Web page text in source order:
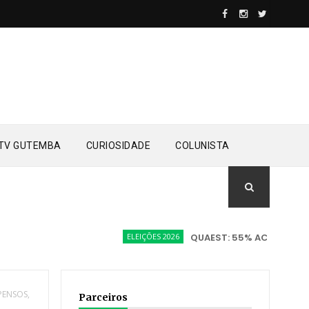
GUTEMBA CURIOSIDADE COLUNISTA
ELEIÇÕES 2026 QUAEST: 55% ACREDITAM EM
Parceiros